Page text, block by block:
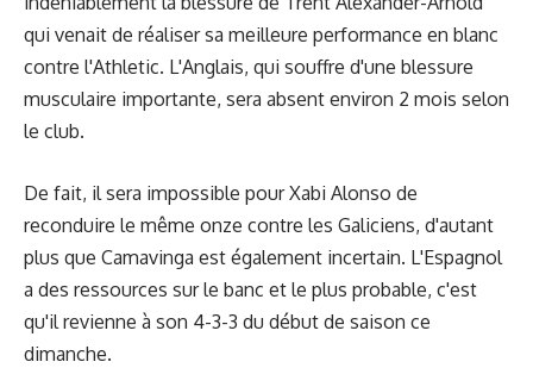
qui venait de réaliser sa meilleure performance en blanc
contre l'Athletic. L'Anglais, qui souffre d'une blessure
musculaire importante, sera absent environ 2 mois selon
le club.
De fait, il sera impossible pour Xabi Alonso de
reconduire le même onze contre les Galiciens, d'autant
plus que Camavinga est également incertain. L'Espagnol
a des ressources sur le banc et le plus probable, c'est
qu'il revienne à son 4-3-3 du début de saison ce
dimanche.